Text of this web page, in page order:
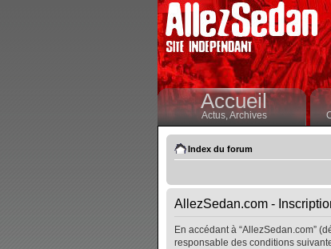
Accueil
Actus,Archives
Index du forum
AllezSedan.com -
En accédant à “AllezSedan.com”
responsable des conditions